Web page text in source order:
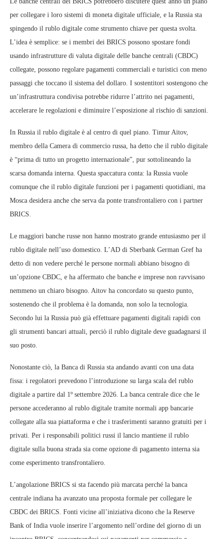
per collegare i loro sistemi di moneta digitale ufficiale, e la Russia sta
spingendo il rublo digitale come strumento chiave per questa svolta.
L’idea è semplice: se i membri dei BRICS possono spostare fondi
usando infrastrutture di valuta digitale delle banche centrali (CBDC)
collegate, possono regolare pagamenti commerciali e turistici con meno
passaggi che toccano il sistema del dollaro. I sostentitori sostengono che
un’infrastruttura condivisa potrebbe ridurre l’attrito nei pagamenti,
accelerare le regolazioni e diminuire l’esposizione al rischio di sanzioni.
In Russia il rublo digitale è al centro di quel piano. Timur Aitov,
membro della Camera di commercio russa, ha detto che il rublo digitale
è “prima di tutto un progetto internazionale”, pur sottolineando la
scarsa domanda interna. Questa spaccatura conta: la Russia vuole
comunque che il rublo digitale funzioni per i pagamenti quotidiani, ma
Mosca desidera anche che serva da ponte transfrontaliero con i partner
BRICS.
Le maggiori banche russe non hanno mostrato grande entusiasmo per il
rublo digitale nell’uso domestico. L’AD di Sberbank German Gref ha
detto di non vedere perché le persone normali abbiano bisogno di
un’opzione CBDC, e ha affermato che banche e imprese non ravvisano
nemmeno un chiaro bisogno. Aitov ha concordato su questo punto,
sostenendo che il problema è la domanda, non solo la tecnologia.
Secondo lui la Russia può già effettuare pagamenti digitali rapidi con
gli strumenti bancari attuali, perciò il rublo digitale deve guadagnarsi il
suo posto.
Nonostante ciò, la Banca di Russia sta andando avanti con una data
fissa: i regolatori prevedono l’introduzione su larga scala del rublo
digitale a partire dal 1º settembre 2026. La banca centrale dice che le
persone accederanno al rublo digitale tramite normali app bancarie
collegate alla sua piattaforma e che i trasferimenti saranno gratuiti per i
privati. Per i responsabili politici russi il lancio mantiene il rublo
digitale sulla buona strada sia come opzione di pagamento interna sia
come esperimento transfrontaliero.
L’angolazione BRICS si sta facendo più marcata perché la banca
centrale indiana ha avanzato una proposta formale per collegare le
CBDC dei BRICS. Fonti vicine all’iniziativa dicono che la Reserve
Bank of India vuole inserire l’argomento nell’ordine del giorno di un